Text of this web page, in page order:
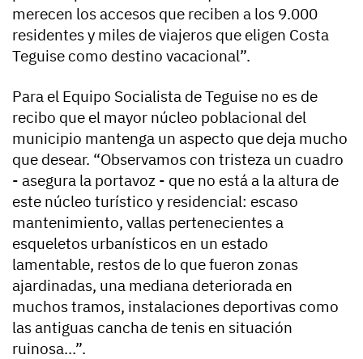
merecen los accesos que reciben a los 9.000
residentes y miles de viajeros que eligen Costa
Teguise como destino vacacional”.
Para el Equipo Socialista de Teguise no es de
recibo que el mayor núcleo poblacional del
municipio mantenga un aspecto que deja mucho
que desear. “Observamos con tristeza un cuadro
- asegura la portavoz - que no está a la altura de
este núcleo turístico y residencial: escaso
mantenimiento, vallas pertenecientes a
esqueletos urbanísticos en un estado
lamentable, restos de lo que fueron zonas
ajardinadas, una mediana deteriorada en
muchos tramos, instalaciones deportivas como
las antiguas cancha de tenis en situación
ruinosa…”.